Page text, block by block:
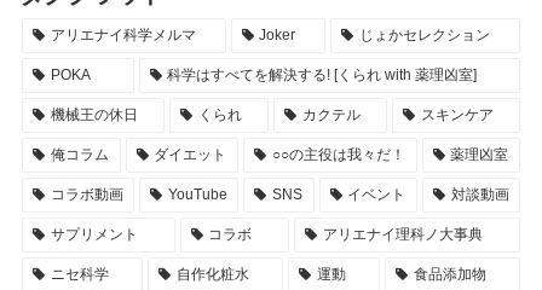
アリエナイ科学メルマ Joker じょかセレクション
POKA 科学はすべてを解決する! [くられ with 薬理凶室]
機械王の休日 くられ カクテル スキンケア
俺コラム ダイエット ○○の主役は我々だ！ 薬理凶室
コラボ動画 YouTube SNS イベント 対談動画
サプリメント コラボ アリエナイ理科ノ大事典
ニセ科学 自作化粧水 運動 食品添加物